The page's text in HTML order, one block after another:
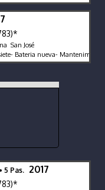
San José
Bateria nueva-
• 5 Pas. 2017